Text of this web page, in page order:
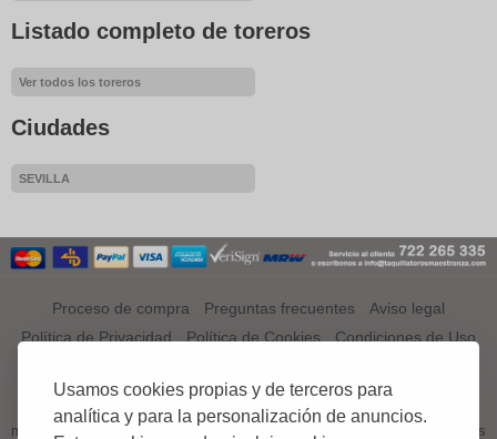
Usamos cookies propias y de terceros para
analítica y para la personalización de anuncios.
Listado completo de toreros
Ver todos los toreros
Ciudades
SEVILLA
Proceso de compra Preguntas frecuentes
Aviso legal
Política de Privacidad
Política de Cookies Condiciones de Uso
¿QUÉ ES TAQUILLATOROSMAESTRANZA.COM?
TAQUILLATOROSMAESTRANZA.COM es el primer portal a nivel
mundial especializado en venta de entradas, tickets o abonos de Corridas